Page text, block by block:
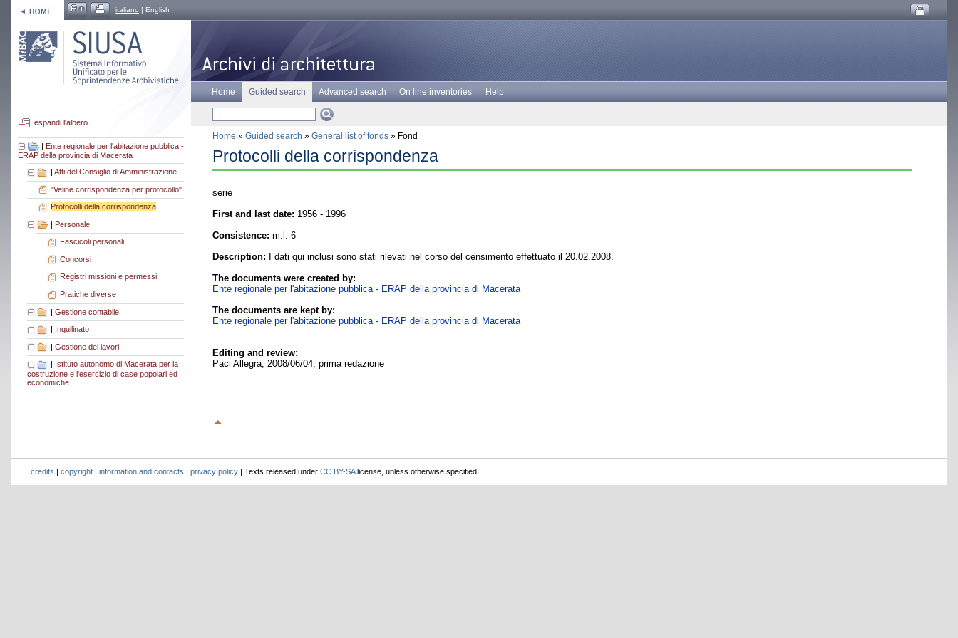
italiano | English
espandi l'albero
| Ente regionale per l'abitazione pubblica -
ERAP della provincia di Macerata
| Atti del Consiglio di Amministrazione
"Veline corrispondenza per protocollo"
Protocolli della corrispondenza
| Personale
Fascicoli personali
Concorsi
Registri missioni e permessi
Pratiche diverse
| Gestione contabile
| Inquilinato
| Gestione dei lavori
| Istituto autonomo di Macerata per la
costruzione e l'esercizio di case popolari ed
economiche
Home Guided search Advanced search On line inventories Help
Home » Guided search » General list of fonds » Fond
Protocolli della corrispondenza
serie
First and last date: 1956 - 1996
Consistence: m.l. 6
Description: I dati qui inclusi sono stati rilevati nel corso del censimento effettuato il 20.02.2008.
The documents were created by:
Ente regionale per l'abitazione pubblica - ERAP della provincia di Macerata
The documents are kept by:
Ente regionale per l'abitazione pubblica - ERAP della provincia di Macerata
Editing and review:
Paci Allegra, 2008/06/04, prima redazione
credits | copyright | information and contacts | privacy policy | Texts released under CC BY-SAlicense, unless otherwise specified.